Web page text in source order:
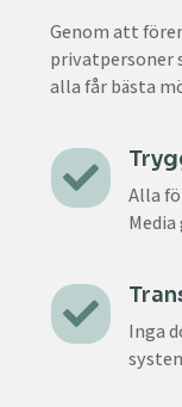
Genom att
privatpersoner
alla får bästa

Alla

Inga